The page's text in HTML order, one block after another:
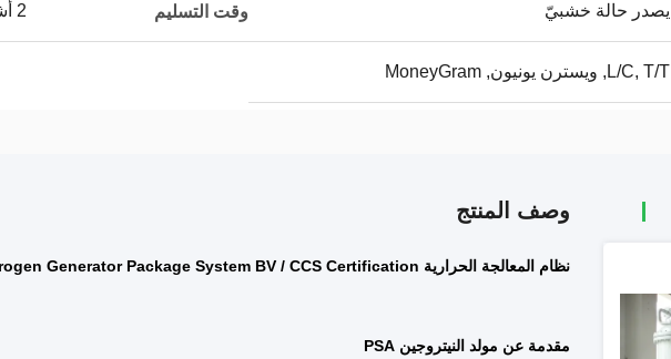
يصدر حالة خشبيّ وقت التسليم 2 أشهر بعد تلقي دفعة أولى
L/C, T/T, ويسترن يونيون, MoneyGram
وصف المنتج
نظام المعالجة الحرارية PSA Nitrogen Generator Package System BV / CCS Certification
مقدمة عن مولد النيتروجين PSA